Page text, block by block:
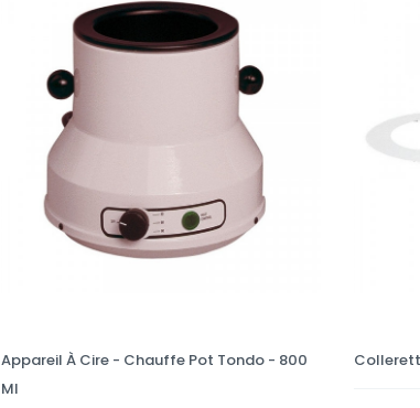
Appareil À Cire - Chauffe Pot Tondo - 800
Ml